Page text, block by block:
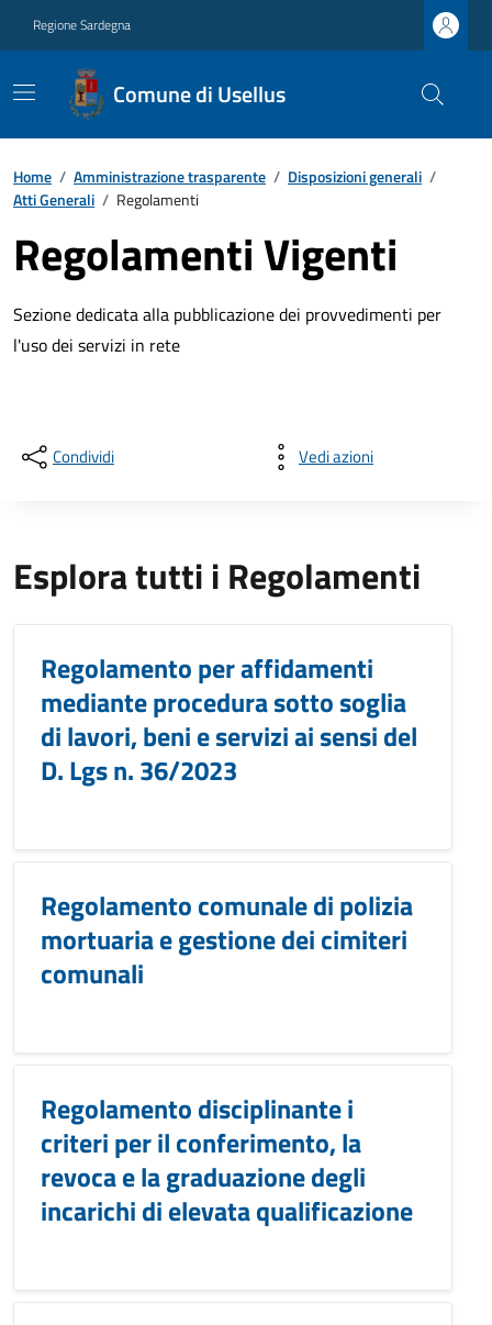
Regione Sardegna
Comune di Usellus
Home / Amministrazione trasparente / Disposizioni generali /
Atti Generali / Regolamenti
Regolamenti Vigenti
Sezione dedicata alla pubblicazione dei provvedimenti per
l'uso dei servizi in rete
Condividi Vedi azioni
Esplora tutti i Regolamenti
Regolamento per affidamenti
mediante procedura sotto soglia
di lavori, beni e servizi ai sensi del
D. Lgs n. 36/2023
Regolamento comunale di polizia
mortuaria e gestione dei cimiteri
comunali
Regolamento disciplinante i
criteri per il conferimento, la
revoca e la graduazione degli
incarichi di elevata qualificazione